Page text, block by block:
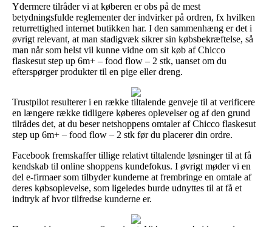
Ydermere tilråder vi at køberen er obs på de mest
betydningsfulde reglementer der indvirker på ordren, fx hvilken
returrettighed internet butikken har. I den sammenhæng er det i
øvrigt relevant, at man stadigvæk sikrer sin købsbekræftelse, så
man når som helst vil kunne vidne om sit køb af Chicco
flaskesut step up 6m+ – food flow – 2 stk, uanset om du
efterspørger produkter til en pige eller dreng.
Trustpilot resulterer i en række tiltalende genveje til at verificere
en længere række tidligere køberes oplevelser og af den grund
tilrådes det, at du beser netshoppens omtaler af Chicco flaskesut
step up 6m+ – food flow – 2 stk før du placerer din ordre.
Facebook fremskaffer tillige relativt tiltalende løsninger til at få
kendskab til online shoppens kundefokus. I øvrigt møder vi en
del e-firmaer som tilbyder kunderne at frembringe en omtale af
deres købsoplevelse, som ligeledes burde udnyttes til at få et
indtryk af hvor tilfredse kunderne er.